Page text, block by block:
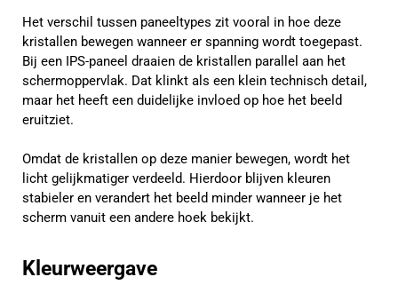
Het verschil tussen paneeltypes zit vooral in hoe deze
kristallen bewegen wanneer er spanning wordt toegepast.
Bij een IPS-paneel draaien de kristallen parallel aan het
schermoppervlak. Dat klinkt als een klein technisch detail,
maar het heeft een duidelijke invloed op hoe het beeld
eruitziet.
Omdat de kristallen op deze manier bewegen, wordt het
licht gelijkmatiger verdeeld. Hierdoor blijven kleuren
stabieler en verandert het beeld minder wanneer je het
scherm vanuit een andere hoek bekijkt.
Kleurweergave